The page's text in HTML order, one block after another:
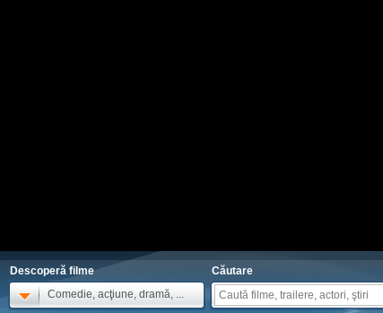
Descoperă filme
Comedie, acţiune, dramă, ...
Căutare